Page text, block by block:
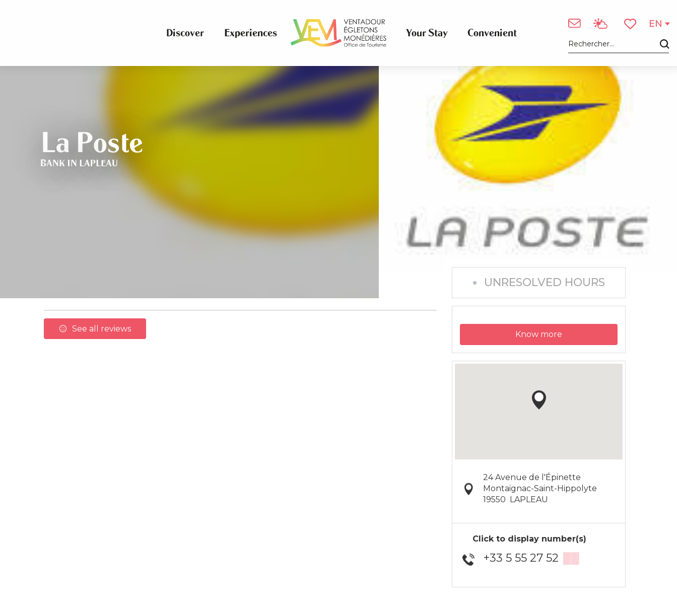
Search
EN
Discover
Experiences Your Stay Convenient
La Poste
BANK IN LAPLEAU
See all reviews
UNRESOLVED HOURS
Know more
24 Avenue de l'Épinette
Montaignac-Saint-Hippolyte
19550 LAPLEAU
Click to display number(s)
+33 5 55 27 52 ▒▒